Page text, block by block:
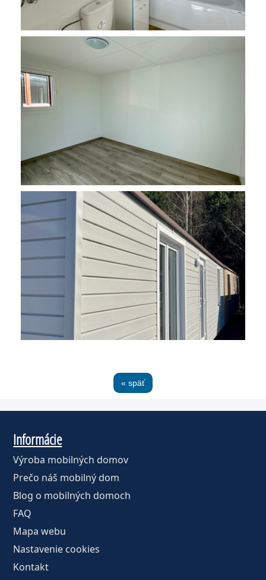
« späť
Informácie
Výroba mobilných domov
Prečo náš mobilný dom
Blog o mobilných domoch
FAQ
Mapa webu
Nastavenie cookies
Kontakt